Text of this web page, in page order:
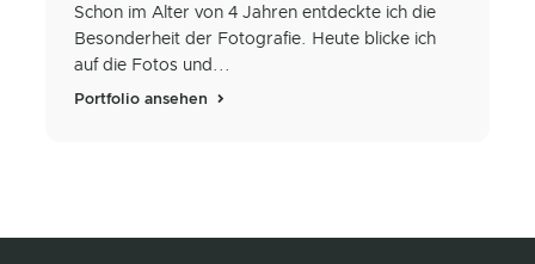
Schon im Alter von 4 Jahren entdeckte ich die
Besonderheit der Fotografie. Heute blicke ich
auf die Fotos und...
Portfolio ansehen